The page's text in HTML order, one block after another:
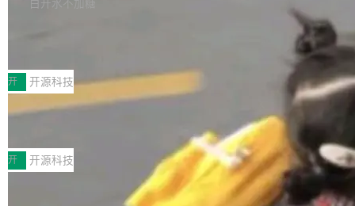
MPComm将作为一种传输引擎接入Mooncake T
ENT，实现零拷贝传输性能提升30%、非零拷贝
传输性能最高提升5倍。UCL-MPComm底层基
于自研UCL-Engine通信引擎，后续腾讯网平将
持续开源更多基于UCL-Engine的高性能通信组
件。 腾讯网平团队在UCL-MPComm中实现了一
个独立于业务线程的全局通信引擎（Engine），
白开水不加糖
型案例入选名单》，深信服“面向企业研发场景的
开源 AI 编程平台 CoStrict 应用”凭借卓越的技术
创新与落地成效成功入选。 全链路私有化部署，
助力企业AI研发安全落地 当前，越来越多企业已
经开始引入 AI Coding 工具，通过调用公有云模
型或企业内部部署模型提升研发效率。但随着 AI
Coding 从个人辅助工具逐步走向团队级、组织
开 开源科技
深信服AI算力网关入选工信部人工智能
前不久，工业和信息化部正式发布《2025年人工
智能应用典型案例名单》，集中展示人工智能在
各领域的应用成果，覆盖技术底座、行业赋能、
产品应用、支撑保障、专题等五大方向。深信服
开 开源科技
Jeff Dean 离开 Google：一个时代的结